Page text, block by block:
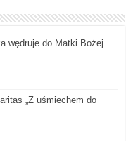
wędruje do Matki Bożej
„Z uśmiechem do